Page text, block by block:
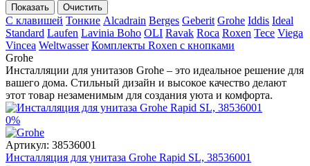
Показать Очистить
С клавишей Тонкие Alcadrain Berges Geberit Grohe Iddis Ideal
Standard Laufen Lavinia Boho OLI Ravak Roca Roxen Tece Viega
Vincea Weltwasser Комплекты Roxen с кнопками
Grohe
Инсталляции для унитазов Grohe – это идеальное решение для
вашего дома. Стильный дизайн и высокое качество делают
этот товар незаменимым для создания уюта и комфорта.
0%
Артикул: 38536001
Инсталляция для унитаза Grohe Rapid SL, 38536001